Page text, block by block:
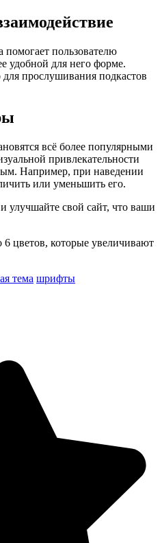
помогает пользователю
удобной для него форме.
прослушивания подкастов
всё более популярными
привлекательности
Например, при наведении
или уменьшить его.
улучшайте свой сайт, что ваши
6 цветов, которые увеличивают
тема шрифты